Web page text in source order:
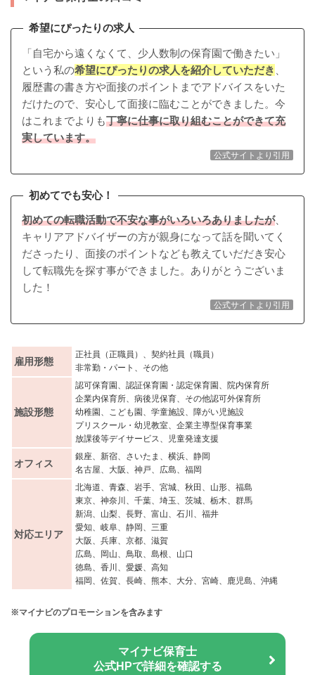
希望にぴったりの求人
「自宅から遠くなくて、少人数制の保育園で働きたい」
という私の希望にぴったりの求人を紹介していただき
履歴書の書き方や面接のポイントまでアドバイスをいた
だけたので、安心して面接に臨むことができました。今
はこれまでよりも丁寧に仕事に取り組むことができて充
実しています。
公式サイトより引用
初めてでも安心！
初めての転職活動で不安な事がいろいろありましたが、
キャリアアドバイザーの方が親身になって話を聞いてく
ださったり、面接のポイントなども教えていだだき安心
して転職先を探す事ができました。ありがとうございま
した！
公式サイトより引用
雇用形態
正社員（正職員）、契約社員（職員）
非常勤・パート、その他
施設形態
認可保育園、認証保育園・認定保育園、院内保育所
企業内保育所、病後児保育、その他認可外保育所
幼稚園、こども園、学童施設、障がい児施設
プリスクール・幼児教室、企業主導型保育事業
放課後等デイサービス、児童発達支援
オフィス
銀座、新宿、さいたま、横浜、静岡
名古屋、大阪、神戸、広島、福岡
対応エリア
北海道、青森、岩手、宮城、秋田、山形、福島
東京、神奈川、千葉、埼玉、茨城、栃木、群馬
新潟、山梨、長野、富山、石川、福井
愛知、岐阜、静岡、三重
大阪、兵庫、京都、滋賀
広島、岡山、鳥取、島根、山口
徳島、香川、愛媛、高知
福岡、佐賀、長崎、熊本、大分、宮崎、鹿児島、沖縄
※マイナビのプロモーションを含みます
マイナビ保育士
公式HPで詳細を確認する